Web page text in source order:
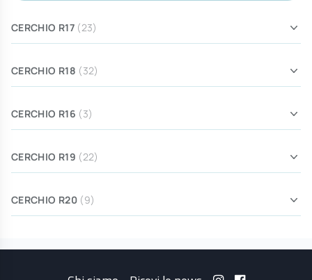
CERCHIO R17 (23)
CERCHIO R18 (32)
CERCHIO R16 (3)
CERCHIO R19 (22)
CERCHIO R20 (9)